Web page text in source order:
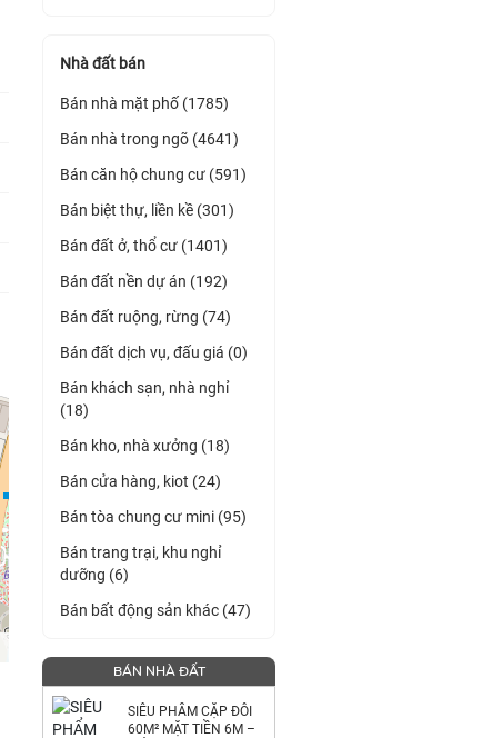
Nhà đất bán
Bán nhà mặt phố (1785)
Bán nhà trong ngõ (4641)
Bán căn hộ chung cư (591)
Bán biệt thự, liền kề (301)
Bán đất ở, thổ cư (1401)
Bán đất nền dự án (192)
Bán đất ruộng, rừng (74)
Bán đất dịch vụ, đấu giá (0)
Bán khách sạn, nhà nghỉ
(18)
Bán kho, nhà xưởng (18)
Bán cửa hàng, kiot (24)
Bán tòa chung cư mini (95)
Bán trang trại, khu nghỉ
dưỡng (6)
Bán bất động sản khác (47)
BÁN NHÀ ĐẤT
SIÊU PHẨM CẶP ĐÔI
60M² MẶT TIỀN 6M –